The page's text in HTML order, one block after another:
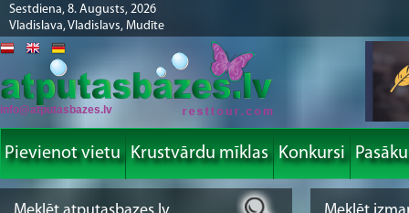
Sestdiena, 8. Augusts, 2026
Vladislava, Vladislavs, Mudīte
info@atputasbazes.lv
Pievienot vietu Krustvārdu mīklas Konkursi